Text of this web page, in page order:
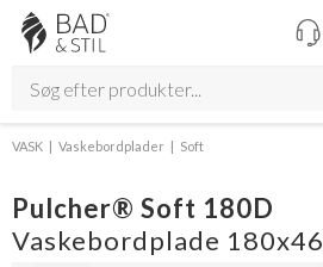
VASK Vaskebordplader Soft
Pulcher® Soft 180D
Vaskebordplade 180x46